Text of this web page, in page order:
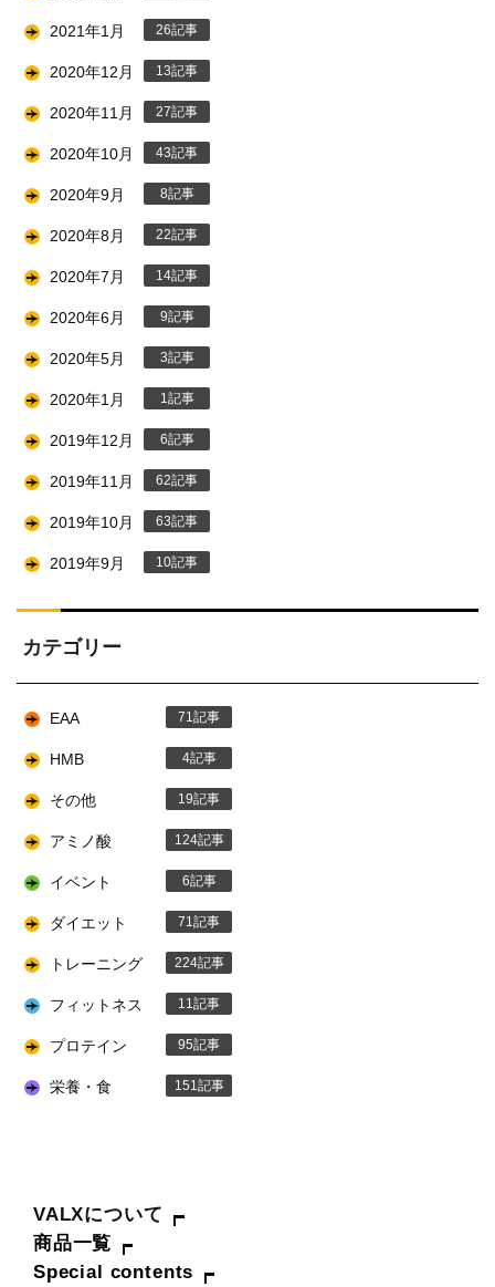
2021年1月 26
2020年12月 13
2020年11月 27
2020年10月 43
2020年9月 8
2020年8月 22
2020年7月 14
2020年6月 9
2020年5月 3
2020年1月 1
2019年12月 6
2019年11月 62
2019年10月 63
2019年9月 10
カテゴリー
EAA 71
HMB 4
その他 19
アミノ酸 124
イベント 6
ダイエット 71
トレーニング 224
フィットネス 11
プロテイン 95
栄養・食 151
VALXについて
商品一覧
Special contents